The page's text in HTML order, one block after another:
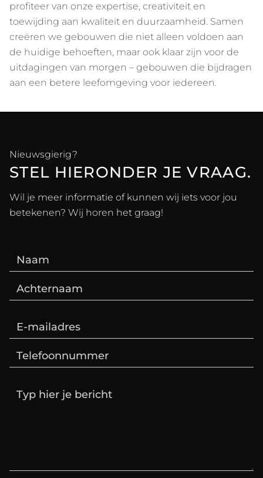
profiteer van onze expertise, creativiteit en
toewijding aan kwaliteit en duurzaamheid. Samen
creëren we gebouwen die niet alleen voldoen aan
de huidige behoeften, maar ook klaar zijn voor de
uitdagingen van morgen – gebouwen die bijdragen
aan een betere leefomgeving voor iedereen.
Nieuwsgierig?
STEL HIERONDER JE VRAAG.
Wil je meer informatie of kunnen wij iets voor jou
betekenen? Wij horen het graag!